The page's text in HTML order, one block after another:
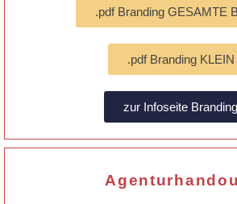
.pdf Branding GESAMTE
.pdf Branding KLEIN
zur Infoseite Branding